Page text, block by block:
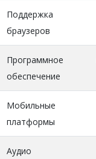
Поддержка
браузеров
Программное
обеспечение
Мобильные
платформы
Аудио